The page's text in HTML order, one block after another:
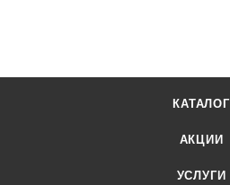
КАТАЛОГ
АКЦИИ
УСЛУГИ